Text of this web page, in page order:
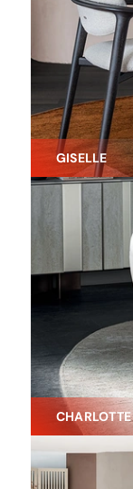
GISELLE
CHARLOTTE